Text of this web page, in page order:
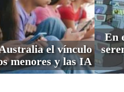
el vínculo
menores y las IA
En